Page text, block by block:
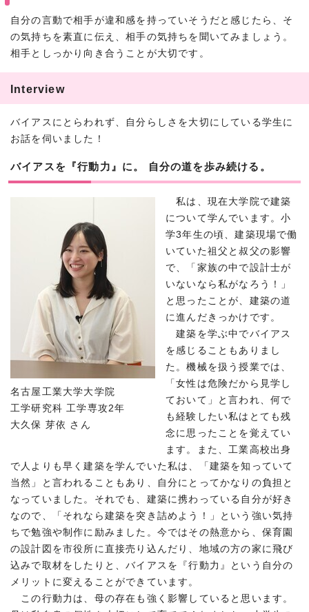
自分の言動で相手が違和感を持っていそうだと感じたら、そ
の気持ちを素直に伝え、相手の気持ちを聞いてみましょう。
相手としっかり向き合うことが大切です。
Interview
バイアスにとらわれず、自分らしさを大切にしている学生に
お話を伺いました！
バイアスを『行動力』に。 自分の道を歩み続ける。
名古屋工業大学大学院
工学研究科 工学専攻2年
大久保 芽依 さん
私は、現在大学院で建築
について学んでいます。小
学3年生の頃、建築現場で働
いていた祖父と叔父の影響
で、「家族の中で設計士が
いないなら私がなろう！」
と思ったことが、建築の道
に進んだきっかけです。
建築を学ぶ中でバイアス
を感じることもありまし
た。機械を扱う授業では、
「女性は危険だから見学し
ておいて」と言われ、何で
も経験したい私はとても残
念に思ったことを覚えてい
ます。また、工業高校出身
で人よりも早く建築を学んでいた私は、「建築を知っていて
当然」と言われることもあり、自分にとってかなりの負担と
なっていました。それでも、建築に携わっている自分が好き
なので、「それなら建築を突き詰めよう！」という強い気持
ちで勉強や制作に励みました。今ではその熱意から、保育園
の設計図を市役所に直接売り込んだり、地域の方の家に飛び
込みで取材をしたりと、バイアスを『行動力』という自分の
メリットに変えることができています。
この行動力は、母の存在も強く影響していると思います。